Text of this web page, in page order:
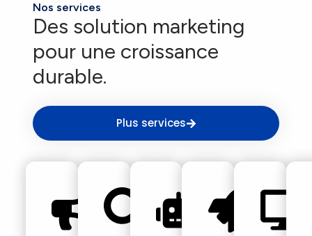
Nos services
Des solution marketing
pour une croissance
durable.
Plus services